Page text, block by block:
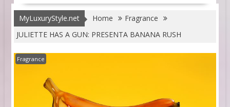
MyLuxuryStyle.net Home
Fragrance
JULIETTE HAS A GUN: PRESENTA BANANA RUSH
Fragrance